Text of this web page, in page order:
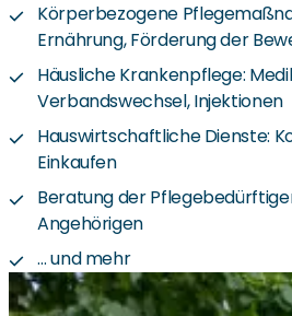
Körperbezogene
Ernährung, Förderung der
Häusliche Krankenpflege:
Verbandswechsel, Injektionen
Hauswirtschaftliche Dienste:
Einkaufen
Beratung der
Angehörigen
… und mehr